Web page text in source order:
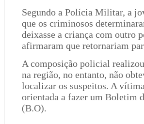
Segundo a Polícia Militar, a
que os criminosos
deixasse a criança com outro
afirmaram que retornariam
A composição policial
na região, no entanto, não
localizar os suspeitos. A
orientada a fazer um Boletim
(B.O).